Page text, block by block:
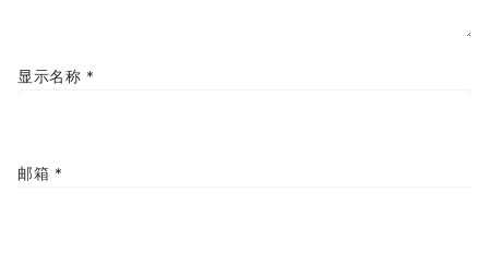
显示名称 *
邮箱 *